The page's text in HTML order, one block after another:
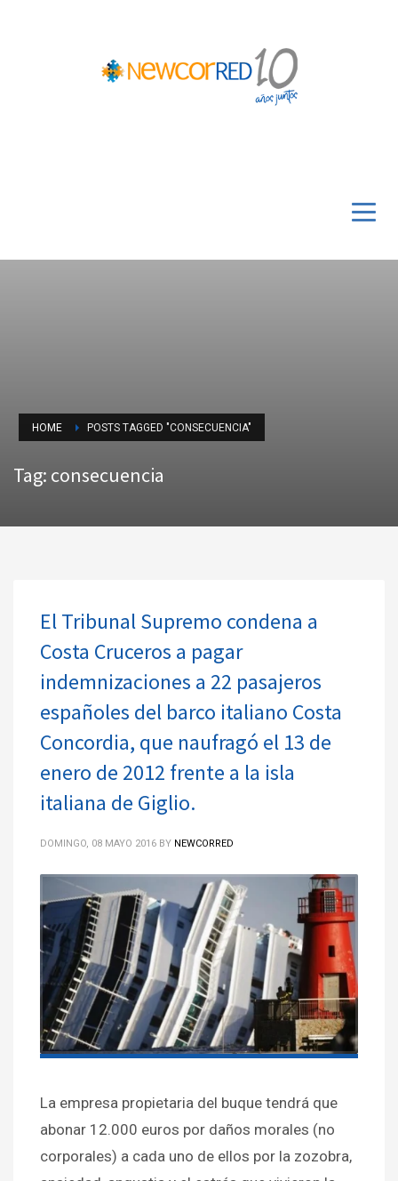
HOME POSTS TAGGED "CONSECUENCIA"
Tag: consecuencia
El Tribunal Supremo condena a
Costa Cruceros a pagar
indemnizaciones a 22 pasajeros
españoles del barco italiano Costa
Concordia, que naufragó el 13 de
enero de 2012 frente a la isla
italiana de Giglio.
DOMINGO, 08 MAYO 2016 BY NEWCORRED
La empresa propietaria del buque tendrá que
abonar 12.000 euros por daños morales (no
corporales) a cada uno de ellos por la zozobra,